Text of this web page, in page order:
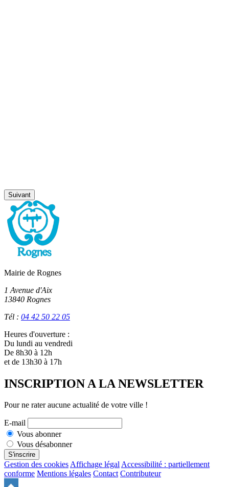
Suivant
Mairie de Rognes
1 Avenue d'Aix
13840 Rognes
Tél : 04 42 50 22 05
Heures d'ouverture :
Du lundi au vendredi
De 8h30 à 12h
et de 13h30 à 17h
INSCRIPTION A LA NEWSLETTER
Pour ne rater aucune actualité de votre ville !
E-mail
Vous abonner
Vous désabonner
S'inscrire
Gestion des cookiesAffichage légalAccessibilité : partiellement
conforme Mentions légales Contact Contributeur